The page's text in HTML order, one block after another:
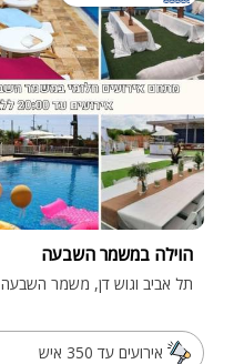
הוילה במשמר השבעה
תל אביב וגוש דן, משמר השבעה
אירועים עד 350 איש